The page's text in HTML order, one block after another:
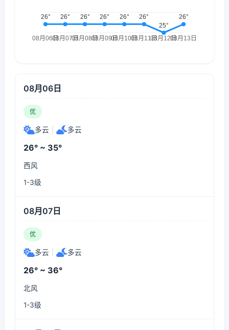
08月06日
优
多云 多云
26° ~ 35°
西风
1-3级
08月07日
优
多云 多云
26° ~ 36°
北风
1-3级